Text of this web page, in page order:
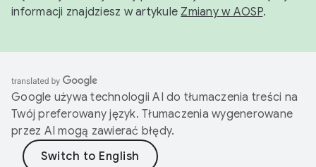
informacji znajdziesz w artykule Zmiany w AOSP.
Google używa technologii AI do tłumaczenia treści na
Twój preferowany język. Tłumaczenia wygenerowane
przez AI mogą zawierać błędy.